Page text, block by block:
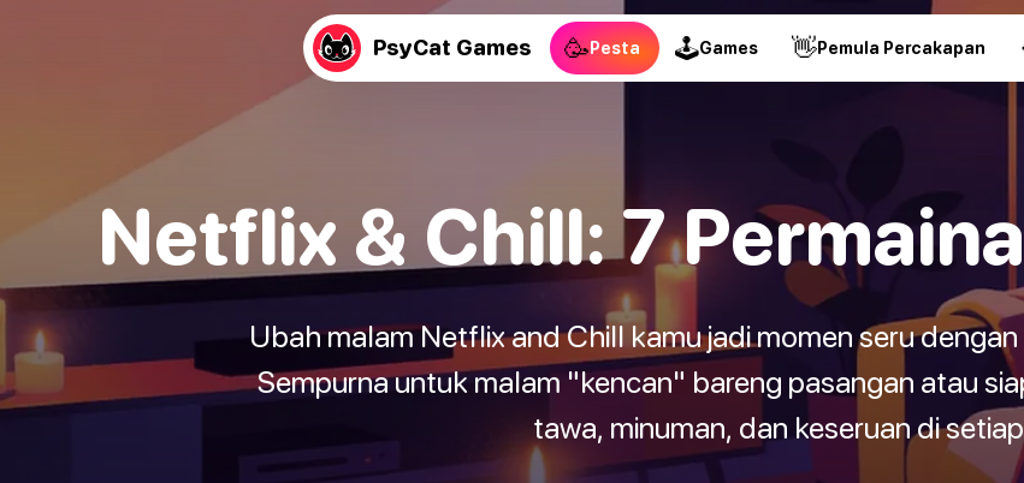
PsyCat Games 🥳Pesta 🕹Games 👋Pemula Percakapan
Netflix & Chill: 7
Ubah malam Netflix and Chill kamu jadi momen seru dengan
Sempurna untuk malam "kencan" bareng pasangan atau
tawa, minuman, dan keseruan di